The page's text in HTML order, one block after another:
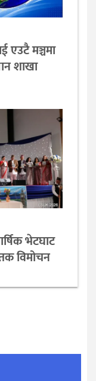
एउटै मञ्चमा
शाखा
भेटघाट
विमोचन